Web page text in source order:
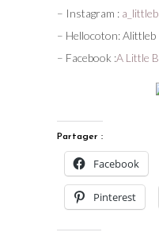
– Instagram : a_littleb
– Hellocoton: Alittleb
– Facebook :A Little B
Partager :
Facebook
Pinterest